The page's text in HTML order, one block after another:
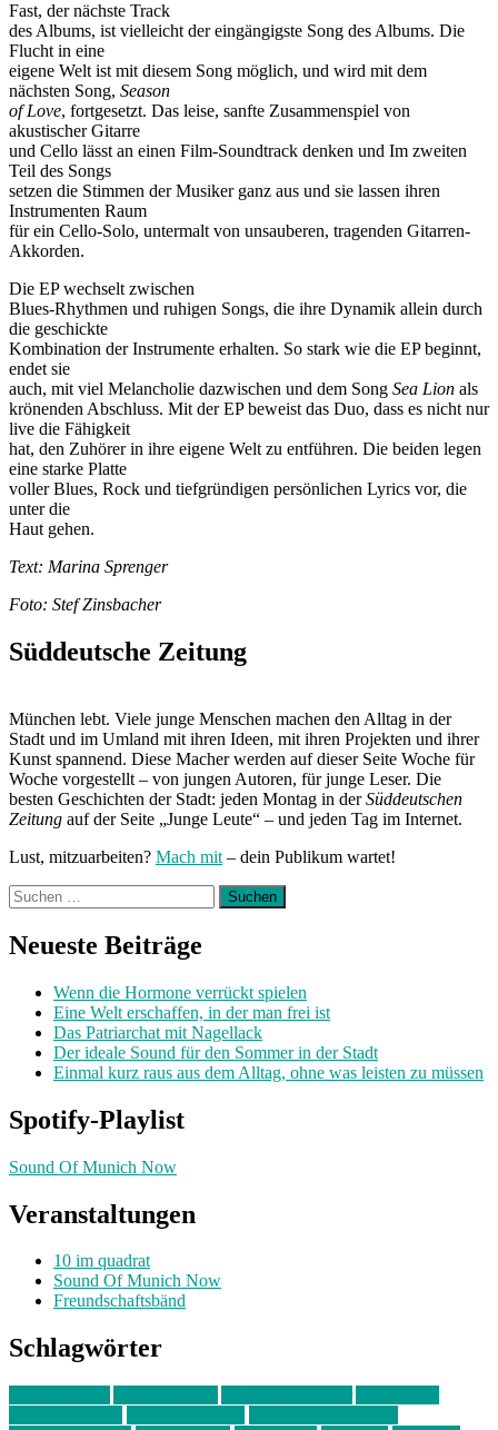
Fast, der nächste Track
des Albums, ist vielleicht der eingängigste Song des Albums. Die
Flucht in eine
eigene Welt ist mit diesem Song möglich, und wird mit dem
nächsten Song, Season
of Love, fortgesetzt. Das leise, sanfte Zusammenspiel von
akustischer Gitarre
und Cello lässt an einen Film-Soundtrack denken und Im zweiten
Teil des Songs
setzen die Stimmen der Musiker ganz aus und sie lassen ihren
Instrumenten Raum
für ein Cello-Solo, untermalt von unsauberen, tragenden Gitarren-
Akkorden.
Die EP wechselt zwischen
Blues-Rhythmen und ruhigen Songs, die ihre Dynamik allein durch
die geschickte
Kombination der Instrumente erhalten. So stark wie die EP beginnt,
endet sie
auch, mit viel Melancholie dazwischen und dem Song Sea Lion als
krönenden Abschluss. Mit der EP beweist das Duo, dass es nicht nur
live die Fähigkeit
hat, den Zuhörer in ihre eigene Welt zu entführen. Die beiden legen
eine starke Platte
voller Blues, Rock und tiefgründigen persönlichen Lyrics vor, die
unter die
Haut gehen.
Text: Marina Sprenger
Foto: Stef Zinsbacher
Süddeutsche Zeitung
München lebt. Viele junge Menschen machen den Alltag in der
Stadt und im Umland mit ihren Ideen, mit ihren Projekten und ihrer
Kunst spannend. Diese Macher werden auf dieser Seite Woche für
Woche vorgestellt – von jungen Autoren, für junge Leser. Die
besten Geschichten der Stadt: jeden Montag in derSüddeutschen
Zeitung auf der Seite „Junge Leute“ – und jeden Tag im Internet.
Lust, mitzuarbeiten? Mach mit – dein Publikum wartet!
Suchen
nach:
Neueste Beiträge
Wenn die Hormone verrückt spielen
Eine Welt erschaffen, in der man frei ist
Das Patriarchat mit Nagellack
Der ideale Sound für den Sommer in der Stadt
Einmal kurz raus aus dem Alltag, ohne was leisten zu müssen
Spotify-Playlist
Sound Of Munich Now
Veranstaltungen
10 im quadrat
Sound Of Munich Now
Freundschaftsbänd
Schlagwörter